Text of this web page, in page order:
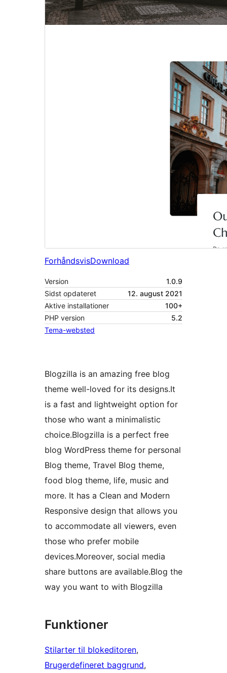
ForhåndsvisDownload
Version
1.0.9
Sidst opdateret
12. august 2021
Aktive installationer
100+
PHP version
5.2
Tema-websted
Blogzilla is an amazing free blog
theme well-loved for its designs.It
is a fast and lightweight option for
those who want a minimalistic
choice.Blogzilla is a perfect free
blog WordPress theme for personal
Blog theme, Travel Blog theme,
food blog theme, life, music and
more. It has a Clean and Modern
Responsive design that allows you
to accommodate all viewers, even
those who prefer mobile
devices.Moreover, social media
share buttons are available.Blog the
way you want to with Blogzilla
Funktioner
Stilarter til blokeditoren
Brugerdefineret baggrund